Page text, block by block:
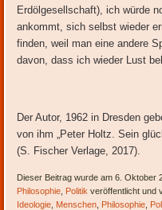
Erdölgesellschaft), ich würde
ankommt, sich selbst wieder
finden, weil man eine andere
davon, dass ich wieder Lust
Der Autor, 1962 in Dresden
von ihm „Peter Holtz. Sein
(S. Fischer Verlage, 2017).
Dieser Beitrag wurde am 6. Oktober
Philosophie Politik veröffentlicht und
Ideologie Menschen Philosophie